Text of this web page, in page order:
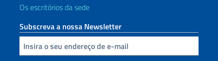
Os escritórios da sede
Subscreva a nossa Newsletter
Inserisci la tua email